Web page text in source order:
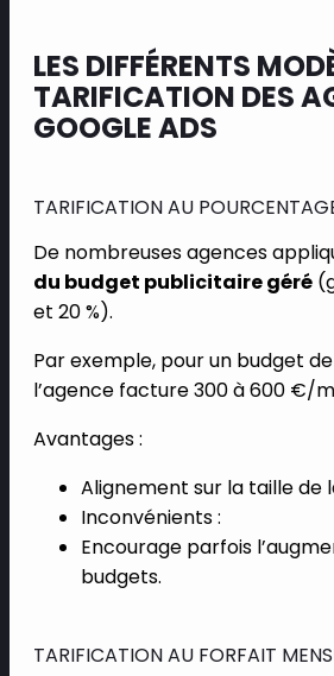
LES DIFFÉRENTS
TARIFICATION DES
GOOGLE ADS
TARIFICATION AU
De nombreuses agences
du budget publicitaire géré
et 20 %).
Par exemple, pour un budget
l’agence facture 300 à 600 €/
Avantages :
Alignement sur la taille de
Inconvénients :
Encourage parfois
budgets.
TARIFICATION AU FORFAIT